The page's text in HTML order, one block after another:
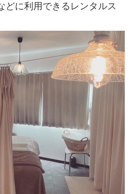
どに利用できるレンタルス